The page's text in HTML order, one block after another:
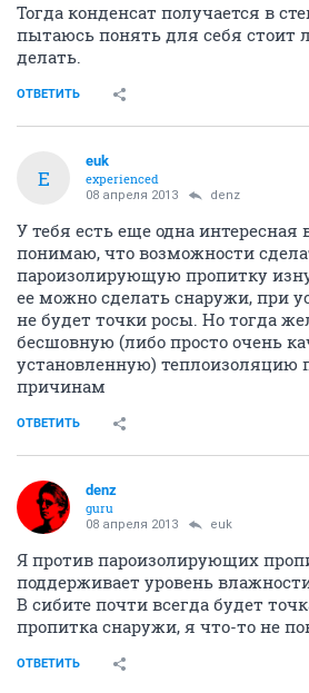
Тогда конденсат получается в
пытаюсь понять для себя стоит
делать.
ОТВЕТИТЬ
E
euk
experienced
08 апреля 2013 denz
У тебя есть еще одна интересная
понимаю, что возможности
пароизолирующую пропитку
ее можно сделать снаружи, при
не будет точки росы. Но тогда
бесшовную (либо просто очень
установленную) теплоизоляцию
причинам
ОТВЕТИТЬ
denz
guru
08 апреля 2013 euk
Я против пароизолирующих
поддерживает уровень
В сибите почти всегда будет
пропитка снаружи, я что-то не
ОТВЕТИТЬ